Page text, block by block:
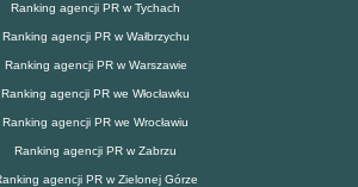
Ranking agencji PR w Tychach
Ranking agencji PR w Wałbrzychu
Ranking agencji PR w Warszawie
Ranking agencji PR we Włocławku
Ranking agencji PR we Wrocławiu
Ranking agencji PR w Zabrzu
agencji PR w Zielonej Górze